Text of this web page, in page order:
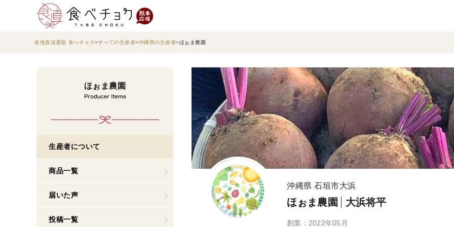
産地直送通販 食べチョク すべての生産者 沖縄県の生産者 ほぉま農園
沖縄県 石垣市大浜
ほぉま農園 大浜将平
創業：2022年05月
ほぉま農園
生産者について
商品一覧
届いた声
投稿一覧